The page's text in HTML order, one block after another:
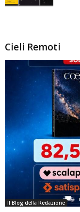
Cieli Remoti
Il Blog della Redazione